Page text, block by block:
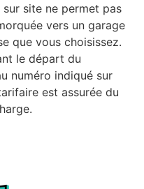
sur site ne permet pas
vers un garage
que vous choisissez.
le départ du
numéro indiqué sur
est assurée du